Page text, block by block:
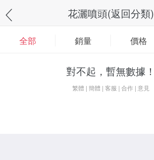
花灑噴頭(返回分類)
全部 銷量 價格
對不起，暫無數據！
繁體 | 簡體 | 客服 | 合作 | 意見